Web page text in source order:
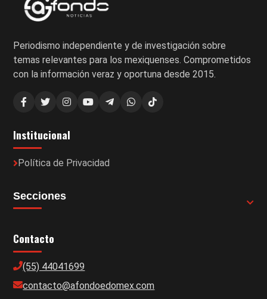
Periodismo independiente y de investigación sobre
temas relevantes para los mexiquenses. Comprometidos
con la información veraz y oportuna desde 2015.
Institucional
Política de Privacidad
Secciones
Contacto
(55) 44041699
contacto@afondoedomex.com